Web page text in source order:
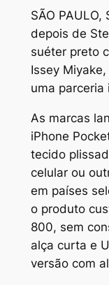
SÃO PAULO,
depois de
suéter preto
Issey
uma
As marcas
iPhone
tecido
celular ou
em países
o produto
800, sem
alça curta e
versão com